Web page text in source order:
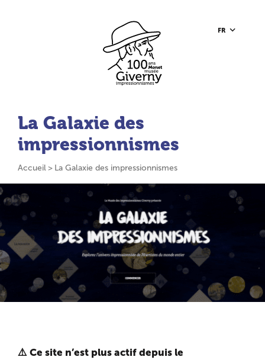
FR
Accueil du site
La Galaxie des
impressionnismes
Accueil La Galaxie des impressionnismes
⚠️ Ce site n’est plus actif depuis le